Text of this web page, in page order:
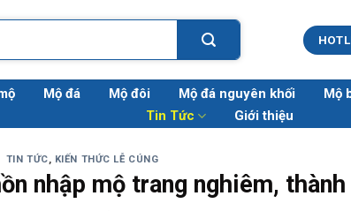
Mộ đá Mộ đôi Mộ đá nguyên khối Mộ
Tin Tức
Giới thiệu
TIN TỨC, KIẾN THỨC LỄ CÚNG
nhập mộ trang nghiêm,